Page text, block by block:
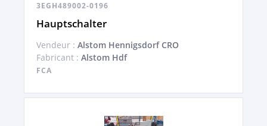
3EGH489002-0196
Hauptschalter
Vendeur : Alstom Hennigsdorf CRO
Fabricant : Alstom Hdf
FCA